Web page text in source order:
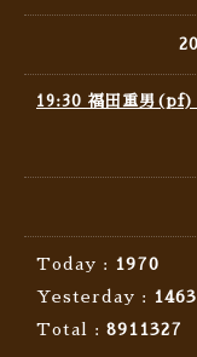
19:30 福田重男
Today :
1970
Yesterday :
1463
Total : 8911327